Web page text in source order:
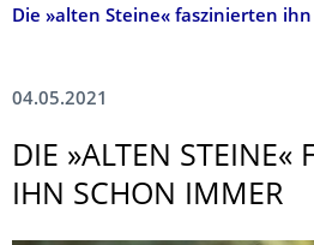
04.05.2021
DIE »ALTEN STEINE«
IHN SCHON IMMER